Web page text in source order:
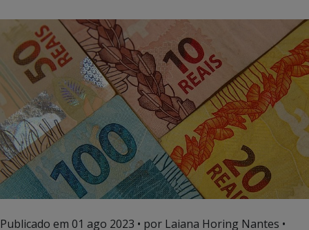
Publicado em 01 ago 2023 • por Laiana Horing Nantes •